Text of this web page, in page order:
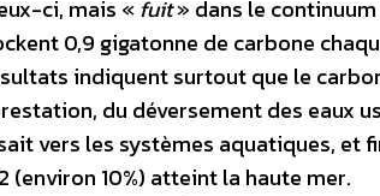
ci, mais «fuit» dans le
0,9 gigatonne de carbone
indiquent surtout que le
du déversement des eaux
vers les systèmes aquatiques, et
(environ 10%) atteint la haute mer.